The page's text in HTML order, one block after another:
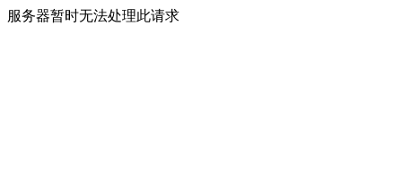
服务器暂时无法处理此请求